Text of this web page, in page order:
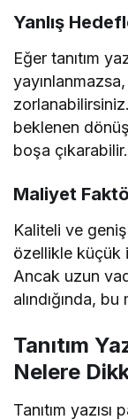
Yanlış
Eğer tanıtım
beklenen
boşa çıkarabilir.
Maliyet
Kaliteli ve geniş
özellikle küçük
Ancak uzun
alındığında,
Tanıtım
Nelere
Tanıtım yazısı